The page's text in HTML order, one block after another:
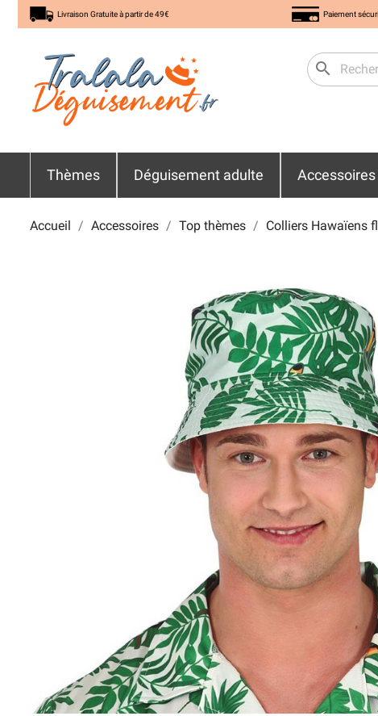
Livraison Gratuite à partir de 49€ Paiement
search
Thèmes Déguisement adulte Accessoires
Accueil Accessoires Top thèmes Colliers Hawaïens